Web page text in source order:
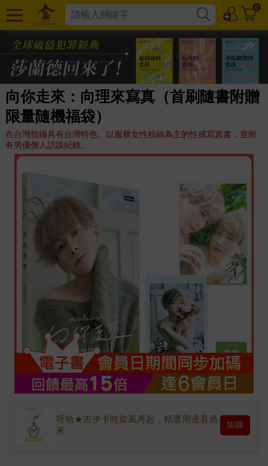
0
向你走來：向理來寫真（首刷隨書附贈
限量隨機福袋）
在台灣拍攝具有台灣特色、以服務女性粉絲為主的性感寫真書，並附
有男優個人訪談紀錄。
呀哈★吉伊卡哇旋風再起，精選周邊看過
來
加購